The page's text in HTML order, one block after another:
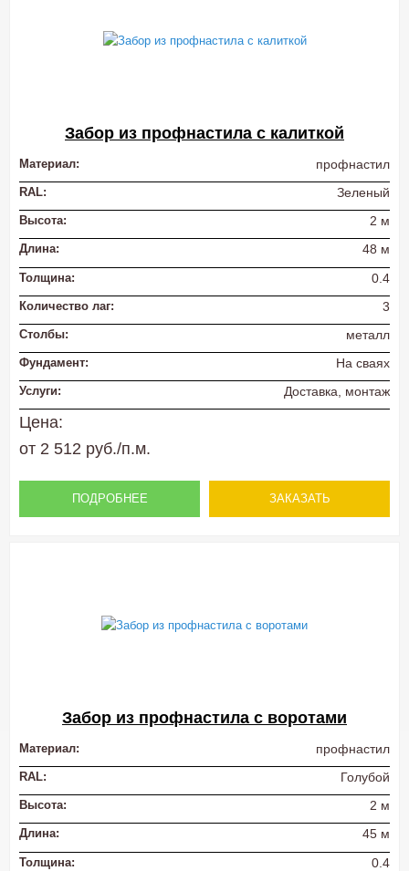
Забор из профнастила с калиткой
Материал: профнастил
RAL: Зеленый
Высота: 2 м
Длина: 48 м
Толщина: 0.4
Количество лаг: 3
Столбы: металл
Фундамент: На сваях
Услуги: Доставка, монтаж
Цена:
от 2 512 руб./п.м.
ПОДРОБНЕЕ ЗАКАЗАТЬ
Забор из профнастила с воротами
Материал: профнастил
RAL: Голубой
Высота: 2 м
Длина: 45 м
Толщина: 0.4